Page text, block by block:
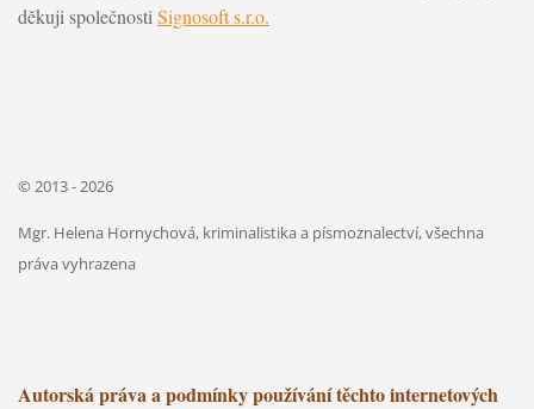
děkuji společnosti Signosoft s.r.o.
© 2013 - 2026
Mgr. Helena Hornychová, kriminalistika a písmoznalectví, všechna
práva vyhrazena
Autorská práva a podmínky používání těchto internetových